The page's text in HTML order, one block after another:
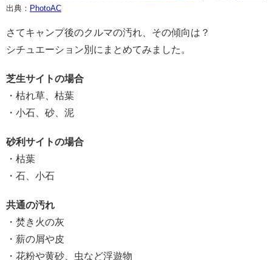
出典： PhotoAC
さてキャンプ後のクルマの汚れ、その傾向は？
シチュエーション別にまとめてみました。
芝生サイトの場合
・枯れ草、枯葉
・小石、砂、泥
砂利サイトの場合
・枯葉
・石、小石
共通の汚れ
・焚き火の灰
・薪の屑や皮
・花粉や黄砂、虫など浮遊物